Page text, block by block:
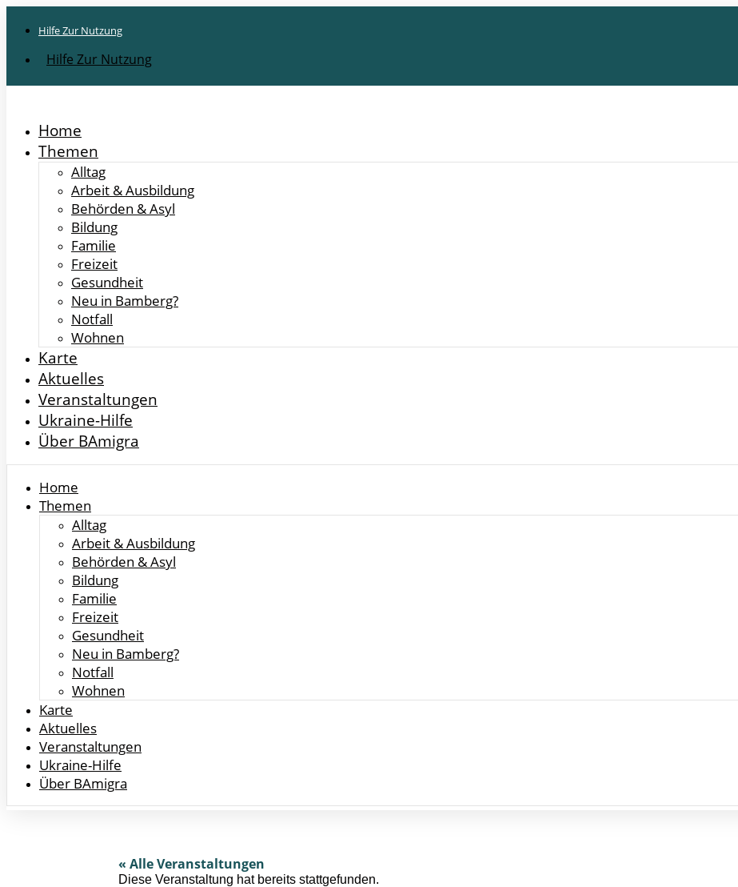
Hilfe Zur Nutzung
Hilfe Zur Nutzung
Home
Themen
Alltag
Arbeit & Ausbildung
Behörden & Asyl
Bildung
Familie
Freizeit
Gesundheit
Neu in Bamberg?
Notfall
Wohnen
Karte
Aktuelles
Veranstaltungen
Ukraine-Hilfe
Über BAmigra
Home
Themen
Alltag
Arbeit & Ausbildung
Behörden & Asyl
Bildung
Familie
Freizeit
Gesundheit
Neu in Bamberg?
Notfall
Wohnen
Karte
Aktuelles
Veranstaltungen
Ukraine-Hilfe
Über BAmigra
« Alle Veranstaltungen
Diese Veranstaltung hat bereits stattgefunden.